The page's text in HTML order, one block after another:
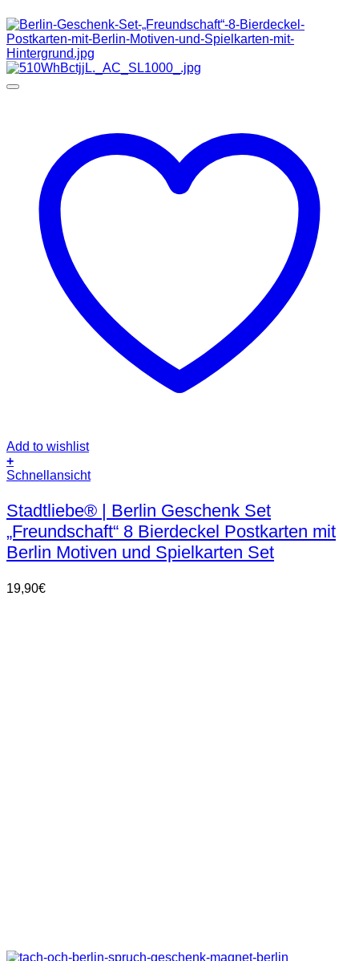
Add to wishlist
+
Schnellansicht
Stadtliebe® | Berlin Geschenk Set
„Freundschaft“ 8 Bierdeckel Postkarten mit
Berlin Motiven und Spielkarten Set
19,90€